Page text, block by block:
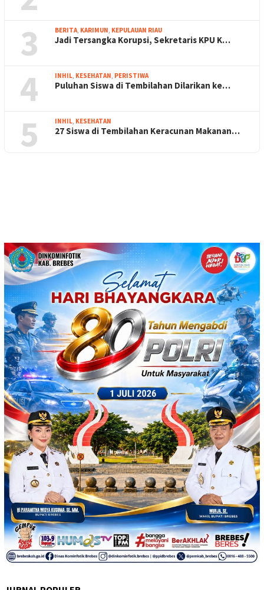
3 BERITA, KARIMUN, KEPULAUAN RIAU
Jadi Tersangka Korupsi, Sekretaris KPU K…
4 INHIL, KESEHATAN, PERISTIWA
Puluhan Siswa di Tembilahan Dilarikan ke…
5 INHIL, KESEHATAN
27 Siswa di Tembilahan Keracunan Makanan…